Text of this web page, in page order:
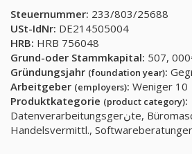
Steuernummer: 233/803/25688
USt-IdNr: DE214505004
HRB: HRB 756048
Grund-oder Stammkapital: 507,
Gründungsjahr (foundation year):
Arbeitgeber (employers): Weniger 10
Produktkategorie (product category):
Datenverarbeitungsgerنte, Büromaschinen,
Handelsvermittl.,